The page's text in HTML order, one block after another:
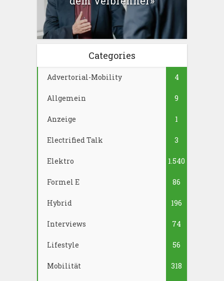
Categories
Advertorial-Mobility 4
Allgemein 9
Anzeige 1
Electrified Talk 3
Elektro 1.540
Formel E 86
Hybrid 196
Interviews 74
Lifestyle 56
Mobilität 318